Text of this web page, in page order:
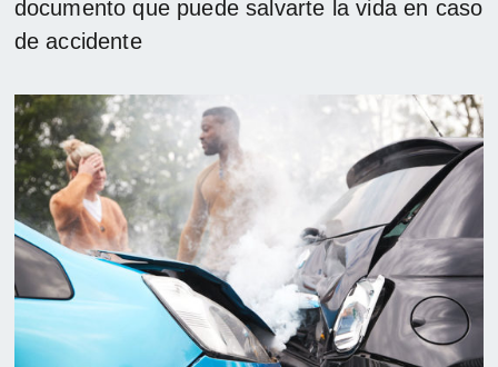
documento que puede salvarte la vida en caso
de accidente